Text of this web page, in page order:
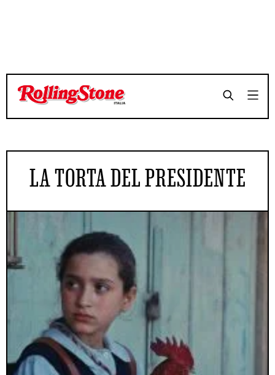
LA TORTA DEL PRESIDENTE